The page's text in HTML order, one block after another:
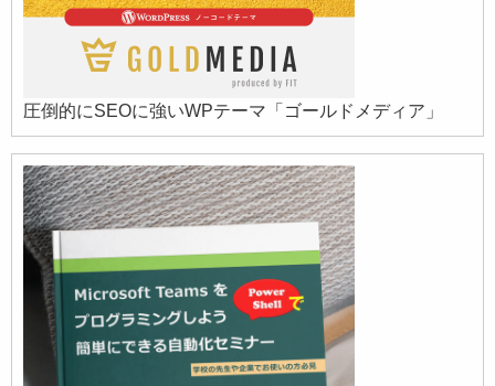
圧倒的にSEOに強いWPテーマ「ゴールドメディア」